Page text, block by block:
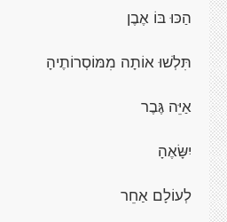
הַכּוּ בּוֹ אֶבֶן
תִּלְשׁוּ אוֹתָה מִמּוֹסְרוֹתֶיהָ
אַיֵּה גֶּבֶר
יִשָּׂאֶהָ
לְעוֹלָם אַחֵר